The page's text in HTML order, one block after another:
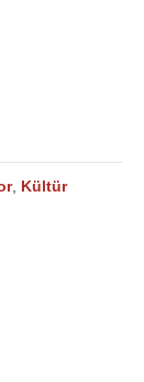
, Kültür